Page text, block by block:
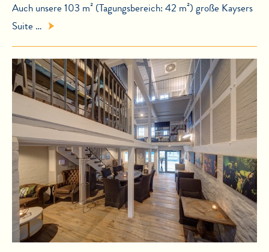
Auch unsere 103 m² (Tagungsbereich: 42 m²) große Kaysers
Suite …